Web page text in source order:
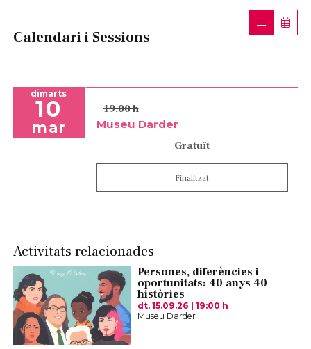
Calendari i Sessions
dimarts
10
mar
19:00 h
Museu Darder
Gratuït
Finalitzat
Activitats relacionades
Persones, diferències i
oportunitats: 40 anys 40
històries
dt. 15.09.26 | 19:00 h
Museu Darder